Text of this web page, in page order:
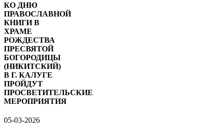
КО ДНЮ
ПРАВОСЛАВНОЙ
КНИГИ В
ХРАМЕ
РОЖДЕСТВА
ПРЕСВЯТОЙ
БОГОРОДИЦЫ
(НИКИТСКИЙ)
В Г. КАЛУГЕ
ПРОЙДУТ
ПРОСВЕТИТЕЛЬСКИЕ
МЕРОПРИЯТИЯ
05-03-2026